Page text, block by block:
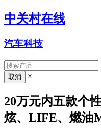
中关村在线
汽车科技
×
20万元内五款个
炫、LIFE、燃油